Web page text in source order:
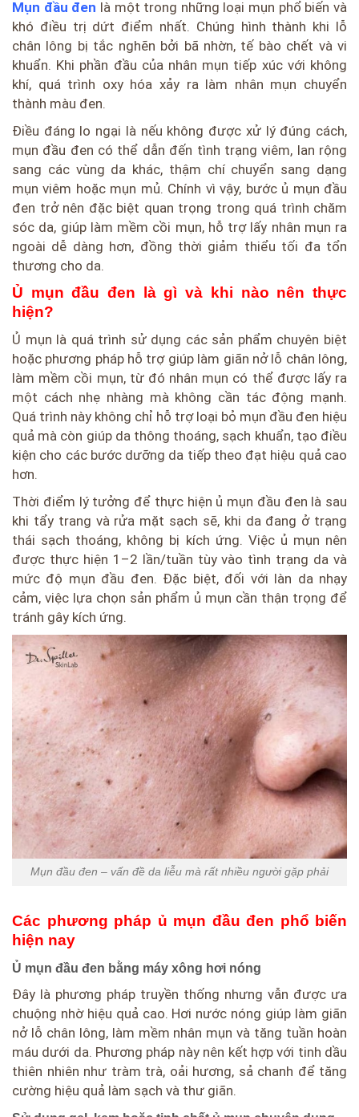
Mụn đầu đen là một trong những loại mụn phổ biến và
khó điều trị dứt điểm nhất. Chúng hình thành khi lỗ
chân lông bị tắc nghẽn bởi bã nhờn, tế bào chết và vi
khuẩn. Khi phần đầu của nhân mụn tiếp xúc với không
khí, quá trình oxy hóa xảy ra làm nhân mụn chuyển
thành màu đen.
Điều đáng lo ngại là nếu không được xử lý đúng cách,
mụn đầu đen có thể dẫn đến tình trạng viêm, lan rộng
sang các vùng da khác, thậm chí chuyển sang dạng
mụn viêm hoặc mụn mủ. Chính vì vậy, bước ủ mụn đầu
đen trở nên đặc biệt quan trọng trong quá trình chăm
sóc da, giúp làm mềm cồi mụn, hỗ trợ lấy nhân mụn ra
ngoài dễ dàng hơn, đồng thời giảm thiểu tối đa tổn
thương cho da.
Ủ mụn đầu đen là gì và khi nào nên thực
hiện?
Ủ mụn là quá trình sử dụng các sản phẩm chuyên biệt
hoặc phương pháp hỗ trợ giúp làm giãn nở lỗ chân lông,
làm mềm cồi mụn, từ đó nhân mụn có thể được lấy ra
một cách nhẹ nhàng mà không cần tác động mạnh.
Quá trình này không chỉ hỗ trợ loại bỏ mụn đầu đen hiệu
quả mà còn giúp da thông thoáng, sạch khuẩn, tạo điều
kiện cho các bước dưỡng da tiếp theo đạt hiệu quả cao
hơn.
Thời điểm lý tưởng để thực hiện ủ mụn đầu đen là sau
khi tẩy trang và rửa mặt sạch sẽ, khi da đang ở trạng
thái sạch thoáng, không bị kích ứng. Việc ủ mụn nên
được thực hiện 1–2 lần/tuần tùy vào tình trạng da và
mức độ mụn đầu đen. Đặc biệt, đối với làn da nhạy
cảm, việc lựa chọn sản phẩm ủ mụn cần thận trọng để
tránh gây kích ứng.
Mụn đầu đen – vấn đề da liễu mà rất nhiều người gặp phải
Các phương pháp ủ mụn đầu đen phổ biến
hiện nay
Ủ mụn đầu đen bằng máy xông hơi nóng
Đây là phương pháp truyền thống nhưng vẫn được ưa
chuộng nhờ hiệu quả cao. Hơi nước nóng giúp làm giãn
nở lỗ chân lông, làm mềm nhân mụn và tăng tuần hoàn
máu dưới da. Phương pháp này nên kết hợp với tinh dầu
thiên nhiên như tràm trà, oải hương, sả chanh để tăng
cường hiệu quả làm sạch và thư giãn.